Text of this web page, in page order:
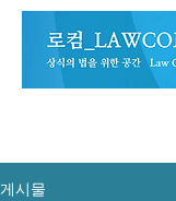
게시물